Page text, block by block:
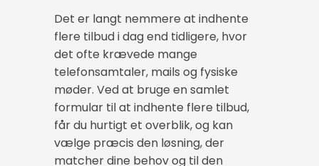
Det er langt nemmere at indhente
flere tilbud i dag end tidligere, hvor
det ofte krævede mange
telefonsamtaler, mails og fysiske
møder. Ved at bruge en samlet
formular til at indhente flere tilbud,
får du hurtigt et overblik, og kan
vælge præcis den løsning, der
matcher dine behov og til den